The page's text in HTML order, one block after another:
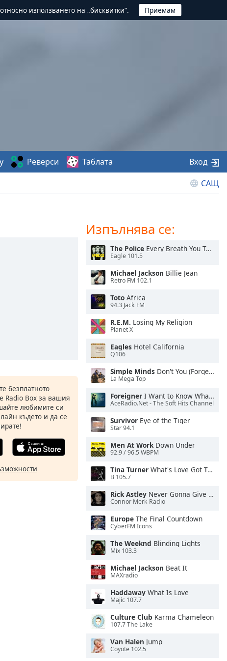
използването на „бисквитки“.
САЩ
Реверси Таблата Вход
безплатното
Radio Box за вашия
любимите си
където и да се
Изпълнява се:
The Police Every Breath You Take
Eagle 101.5
Michael Jackson Billie Jean
Retro FM 102.1
Toto Africa
94.3 Jack FM
R.E.M. Losing My Religion
Planet X
Eagles Hotel California
Q106
Simple Minds Don't You (Forget About Me)
La Mega Top
Foreigner I Want to Know What Love Is
AceRadio.Net - The Soft Hits Channel
Survivor Eye of the Tiger
Star 94.1
Men At WorkDown Under
92.9 / 96.5 WBPM
Tina Turner What's Love Got To Do With It
B 105.7
Rick Astley Never Gonna Give You Up
Connor Merk Radio
Europe The Final Countdown
CyberFM Icons
The Weeknd Blinding Lights
Mix 103.3
Michael Jackson Beat It
MAXradio
Haddaway What Is Love
Majic 107.7
Culture Club Karma Chameleon
107.7 The Lake
Van Halen Jump
Coyote 102.5